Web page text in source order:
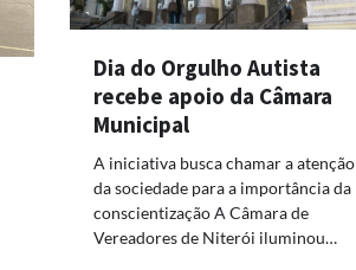
Dia do Orgulho Autista
recebe apoio da Câmara
Municipal
A iniciativa busca chamar a atenção
da sociedade para a importância da
conscientização A Câmara de
Vereadores de Niterói iluminou…